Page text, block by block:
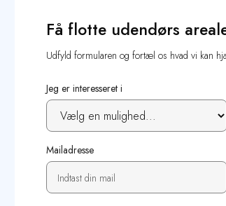
Få flotte udendørs
Udfyld formularen og fortæl os hvad vi kan
Jeg er interesseret i
Mailadresse